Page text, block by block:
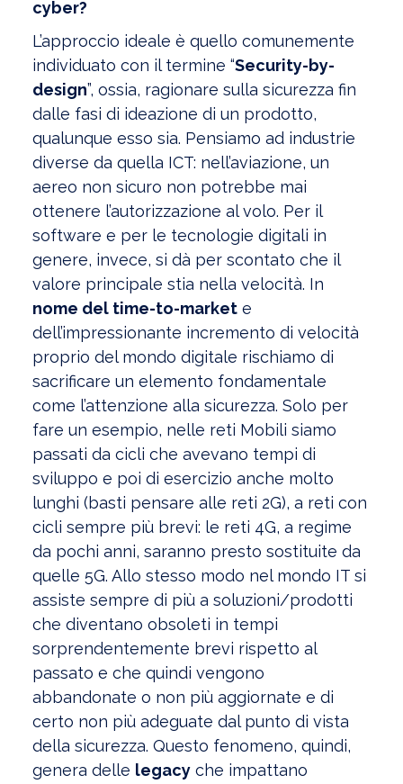
cyber?
L’approccio ideale è quello comunemente
individuato con il termine “Security-by-
design”, ossia, ragionare sulla sicurezza fin
dalle fasi di ideazione di un prodotto,
qualunque esso sia. Pensiamo ad industrie
diverse da quella ICT: nell’aviazione, un
aereo non sicuro non potrebbe mai
ottenere l’autorizzazione al volo. Per il
software e per le tecnologie digitali in
genere, invece, si dà per scontato che il
valore principale stia nella velocità. In
nome del time-to-market e
dell’impressionante incremento di velocità
proprio del mondo digitale rischiamo di
sacrificare un elemento fondamentale
come l’attenzione alla sicurezza. Solo per
fare un esempio, nelle reti Mobili siamo
passati da cicli che avevano tempi di
sviluppo e poi di esercizio anche molto
lunghi (basti pensare alle reti 2G), a reti con
cicli sempre più brevi: le reti 4G, a regime
da pochi anni, saranno presto sostituite da
quelle 5G. Allo stesso modo nel mondo IT si
assiste sempre di più a soluzioni/prodotti
che diventano obsoleti in tempi
sorprendentemente brevi rispetto al
passato e che quindi vengono
abbandonate o non più aggiornate e di
certo non più adeguate dal punto di vista
della sicurezza. Questo fenomeno, quindi,
genera delle legacy che impattano